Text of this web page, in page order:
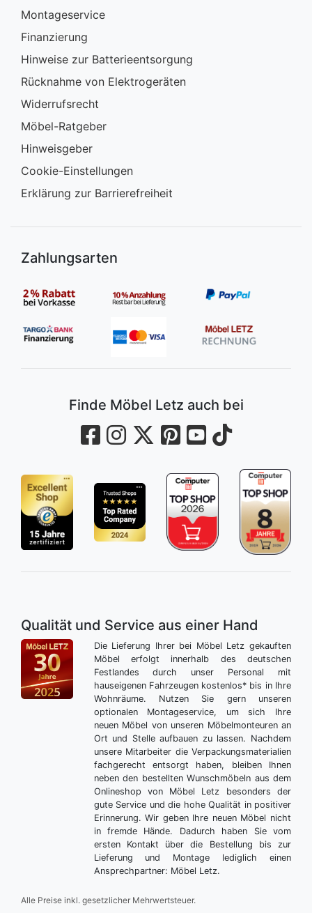
Montageservice
Finanzierung
Hinweise zur Batterieentsorgung
Rücknahme von Elektrogeräten
Widerrufsrecht
Möbel-Ratgeber
Hinweisgeber
Cookie-Einstellungen
Erklärung zur Barrierefreiheit
Zahlungsarten
Finde Möbel Letz auch bei
Qualität und Service aus einer Hand
Die Lieferung Ihrer bei Möbel Letz gekauften
Möbel erfolgt innerhalb des deutschen
Festlandes durch unser Personal mit
hauseigenen Fahrzeugen kostenlos* bis in Ihre
Wohnräume. Nutzen Sie gern unseren
optionalen Montageservice, um sich Ihre
neuen Möbel von unseren Möbelmonteuren an
Ort und Stelle aufbauen zu lassen. Nachdem
unsere Mitarbeiter die Verpackungsmaterialien
fachgerecht entsorgt haben, bleiben Ihnen
neben den bestellten Wunschmöbeln aus dem
Onlineshop von Möbel Letz besonders der
gute Service und die hohe Qualität in positiver
Erinnerung. Wir geben Ihre neuen Möbel nicht
in fremde Hände. Dadurch haben Sie vom
ersten Kontakt über die Bestellung bis zur
Lieferung und Montage lediglich einen
Ansprechpartner: Möbel Letz.
Alle Preise inkl. gesetzlicher Mehrwertsteuer.